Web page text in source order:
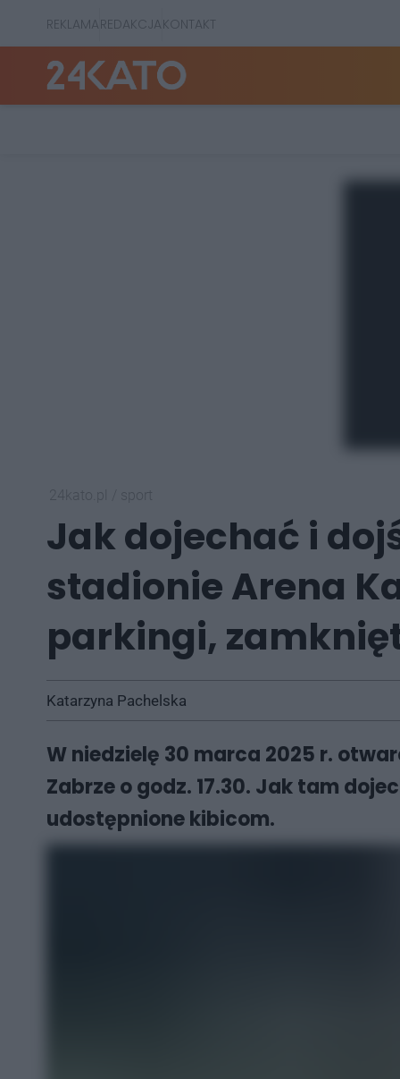
REKLAMAREDAKCJAKONTAKT
Jak dojechać i
stadionie Arena
parkingi,
Katarzyna Pachelska
W niedzielę 30 marca 2025 r.
Zabrze o godz. 17.30. Jak tam
udostępnione kibicom.